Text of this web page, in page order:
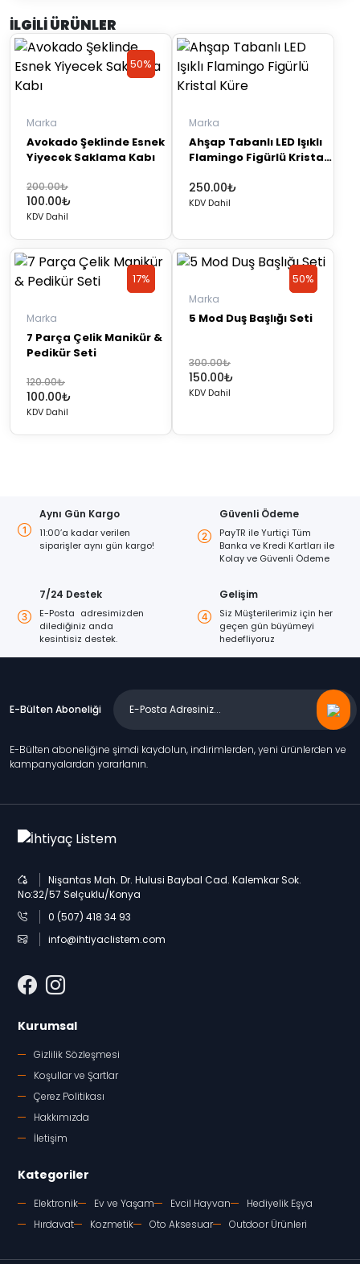
İLGILI ÜRÜNLER
50%
Marka
Avokado Şeklinde Esnek
Yiyecek Saklama Kabı
200.00₺
Orijinal
fiyat:
200.00₺.
100.00₺
Şu
andaki
fiyat:
100.00₺.
KDV Dahil
50%
Marka
Ahşap Tabanlı LED Işıklı
Flamingo Figürlü Kristal
250.00₺
KDV Dahil
17%
Marka
7 Parça Çelik Manikür &
Pedikür Seti
120.00₺
Orijinal
fiyat:
120.00₺.
100.00₺
Şu
andaki
fiyat:
100.00₺.
KDV Dahil
17%
50%
Marka
5 Mod Duş Başlığı Seti
300.00₺
Orijinal
fiyat:
300.00₺.
150.00₺
Şu
andaki
fiyat:
KDV Dahil
50%
Aynı Gün Kargo
11:00’a kadar verilen
siparişler aynı gün kargo!
Güvenli Ödeme
PayTR ile Yurtiçi Tüm
Banka ve Kredi Kartları ile
Kolay ve Güvenli Ödeme
7/24 Destek
E-Posta adresimizden
dilediğiniz anda
kesintisiz destek.
Gelişim
Siz Müşterilerimiz için her
geçen gün büyümeyi
hedefliyoruz
E-Bülten Aboneliği
E-Bülten aboneliğine şimdi kaydolun, indirimlerden, yeni ürünlerden ve
kampanyalardan yararlanın.
Nişantas Mah. Dr. Hulusi Baybal Cad. Kalemkar Sok.
No:32/57 Selçuklu/Konya
0 (507) 418 34 93
info@ihtiyaclistem.com
Kurumsal
Gizlilik Sözleşmesi
Koşullar ve Şartlar
Çerez Politikası
Hakkımızda
İletişim
Kategoriler
Elektronik Ev ve Yaşam Evcil Hayvan
Hediyelik Eşya
Hırdavat
Kozmetik Oto Aksesuar Outdoor Ürünleri